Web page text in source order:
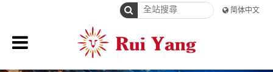
简体中文